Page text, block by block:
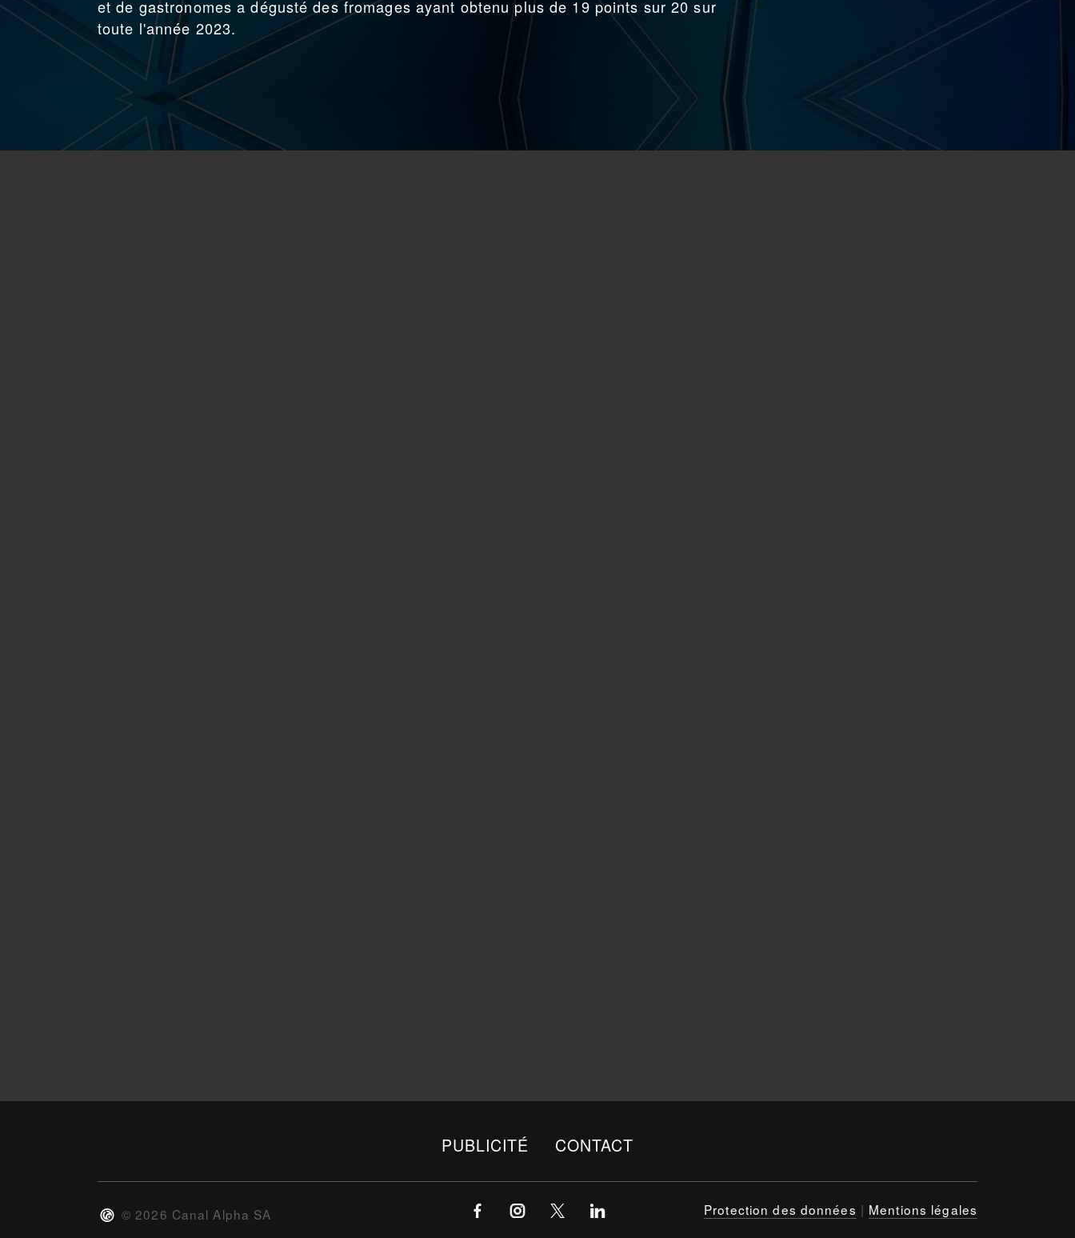
et de gastronomes a dégusté des fromages ayant obtenu plus de 19 points sur 20 sur
toute l'année 2023.
PUBLICITÉ CONTACT
© 2026 Canal Alpha SA Protection des données | Mentions légales